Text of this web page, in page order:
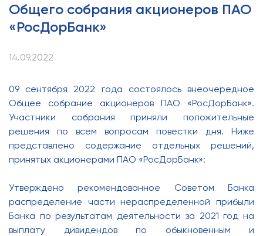
Общего собрания акционеров ПАО
«РосДорБанк»
14.09.2022
09 сентября 2022 года состоялось внеочередное
Общее собрание акционеров ПАО «РосДорБанк».
Участники собрания приняли положительные
решения по всем вопросам повестки дня. Ниже
представлено содержание отдельных решений,
принятых акционерами ПАО «РосДорБанк»:
Утверждено рекомендованное Советом Банка
распределение части нераспределенной прибыли
Банка по результатам деятельности за 2021 год на
выплату дивидендов по обыкновенным и